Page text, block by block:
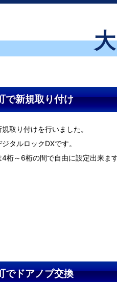
で新規取り付け
取り付けを行いました。
タルロックDXです。
桁～6桁の間で自由に設定出来ます
でドアノブ交換